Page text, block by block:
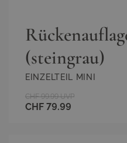
(steingrau)
EINZELTEIL MINI
CHF 79.99
CHF 99.99 UVP